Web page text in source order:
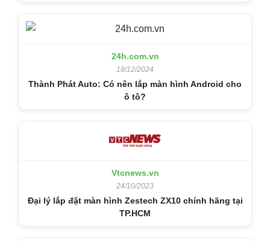
24h.com.vn
18/12/2024
Thành Phát Auto: Có nên lắp màn hình Android cho
ô tô?
Vtcnews.vn
24/10/2023
Đại lý lắp đặt màn hình Zestech ZX10 chính hãng tại
TP.HCM